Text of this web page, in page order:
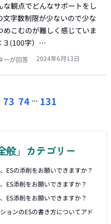
観点でどんなサポートをし
字数制限が少ないので少な
こむのが難しく感じていま
３(100字）…
ーが回答 2024年6月13日
73 74 ... 131
般」カテゴリー
ESの添削をお願いできますか？
ES添削をお願いできますか？
ES添削をお願いできますか？
ョンのESの書き方についてアド